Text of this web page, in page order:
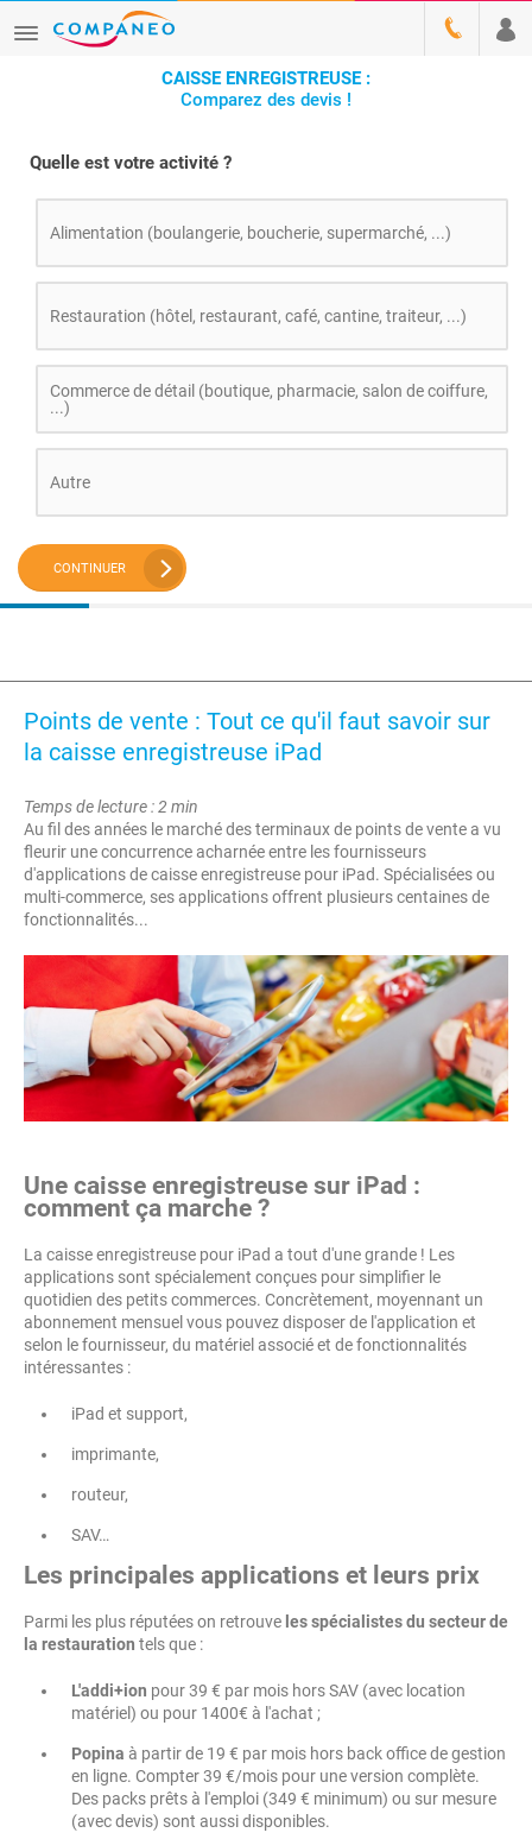
CAISSE ENREGISTREUSE :
Comparez des devis !
Quelle est votre activité ?
Alimentation (boulangerie, boucherie, supermarché, ...)
Restauration (hôtel, restaurant, café, cantine, traiteur, ...)
Commerce de détail (boutique, pharmacie, salon de coiffure,
...)
Autre
CONTINUER
Points de vente : Tout ce qu'il faut savoir sur
la caisse enregistreuse iPad
Temps de lecture : 2 min
Au fil des années le marché des terminaux de points de vente a vu
fleurir une concurrence acharnée entre les fournisseurs
d'applications de caisse enregistreuse pour iPad. Spécialisées ou
multi-commerce, ses applications offrent plusieurs centaines de
fonctionnalités...
Une caisse enregistreuse sur iPad :
comment ça marche ?
La caisse enregistreuse pour iPad a tout d'une grande ! Les
applications sont spécialement conçues pour simplifier le
quotidien des petits commerces. Concrètement, moyennant un
abonnement mensuel vous pouvez disposer de l'application et
selon le fournisseur, du matériel associé et de fonctionnalités
intéressantes :
iPad et support,
imprimante,
routeur,
SAV…
Les principales applications et leurs prix
Parmi les plus réputées on retrouve les spécialistes du secteur de
la restauration tels que :
L'addi+ion pour 39 € par mois hors SAV (avec location
matériel) ou pour 1400€ à l'achat ;
Popina à partir de 19 € par mois hors back office de gestion
en ligne. Compter 39 €/mois pour une version complète.
Des packs prêts à l'emploi (349 € minimum) ou sur mesure
(avec devis) sont aussi disponibles.